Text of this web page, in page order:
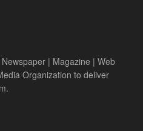
| Magazine | Web
Organization to deliver